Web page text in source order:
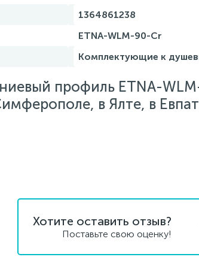
1364861238
ETNA-WLM-90-Cr
Комплектующие к
профиль ETNA-
в Ялте, в
Хотите оставить отзыв?
Поставьте свою оценку!